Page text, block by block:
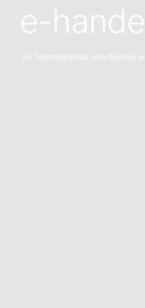
e-
En helintegrerad och flexibel